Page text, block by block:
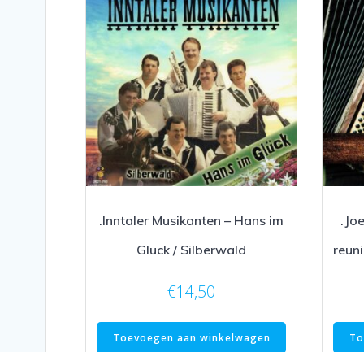
.Inntaler Musikanten – Hans im
Gluck / Silberwald
€14,50
Toevoegen aan winkelwagen